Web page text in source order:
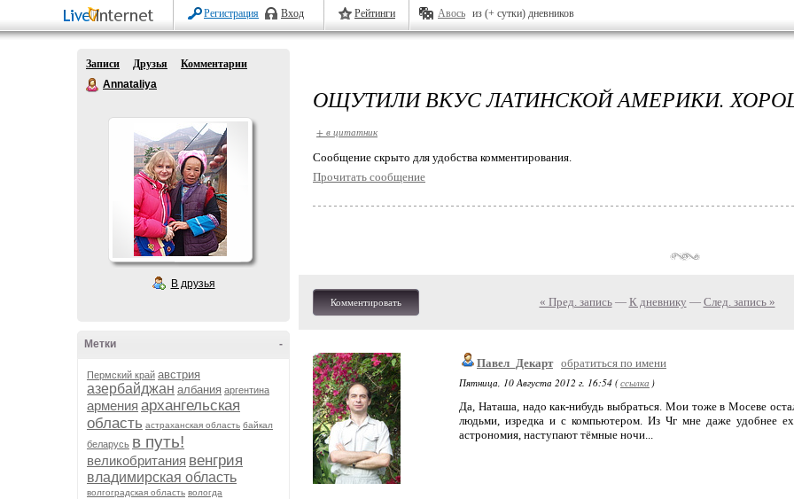
Регистрация Вход Рейтинги Авось из (+ сутки) дневников
Записи Друзья
Комментарии
Annataliya
В друзья
-
Метки
Пермский край австрия
азербайджан албания аргентина
армения архангельская
область астраханская область байкал
беларусь в путь!
великобритания венгрия
владимирская область
волгоградская область вологда
ОЩУТИЛИ ВКУС ЛАТИНСКОЙ АМЕРИКИ.
+ в цитатник
Cообщение скрыто для удобства комментирования.
Прочитать сообщение
Комментировать « Пред. запись— К дневнику — След. запись »
Павел_Декарт обратиться по имени
Пятница, 10 Августа 2012 г. 16:54 (ссылка )
Да, Наташа, надо как-нибудь выбраться. Мои тоже в Мосеве
людьми, изредка и с компьютером. Из Чг мне даже удобнее
астрономия, наступают тёмные ночи...